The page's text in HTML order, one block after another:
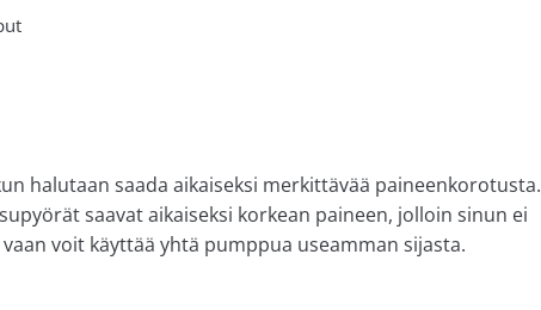
halutaan saada aikaiseksi merkittävää paineenkorotusta.
saavat aikaiseksi korkean paineen, jolloin sinun ei
voit käyttää yhtä pumppua useamman sijasta.